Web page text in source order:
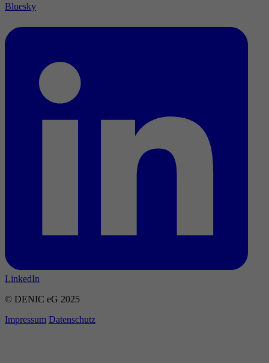
Bluesky
LinkedIn
© DENIC eG 2025
Impressum Datenschutz